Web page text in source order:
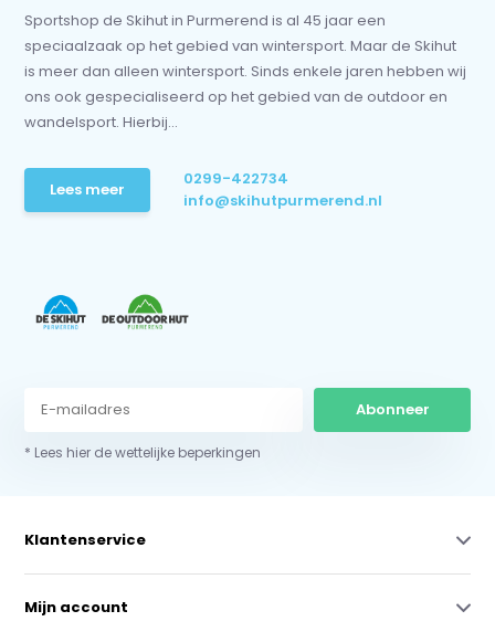
Sportshop de Skihut in Purmerend is al 45 jaar een
speciaalzaak op het gebied van wintersport. Maar de Skihut
is meer dan alleen wintersport. Sinds enkele jaren hebben wij
ons ook gespecialiseerd op het gebied van de outdoor en
wandelsport. Hierbij...
Lees meer
0299-422734
info@skihutpurmerend.nl
Abonneer
* Lees hier de wettelijke beperkingen
Klantenservice
Mijn account